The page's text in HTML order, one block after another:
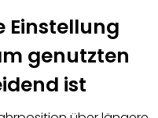
Einstellung
genutzten
ist